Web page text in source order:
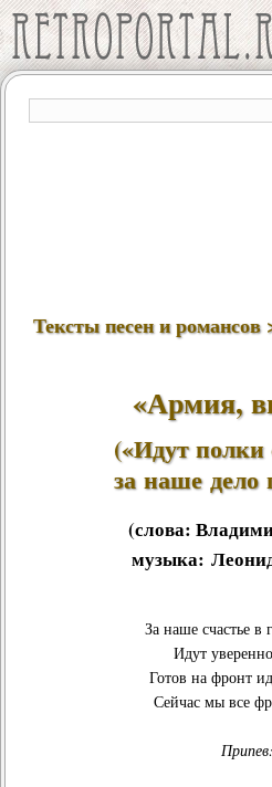
Тексты песен и романсов
«Армия,
(«Идут полки
за наше дело
(слова:
музыка:
За наше счастье в
Идут
Готов на фронт
Сейчас мы все
Припев: